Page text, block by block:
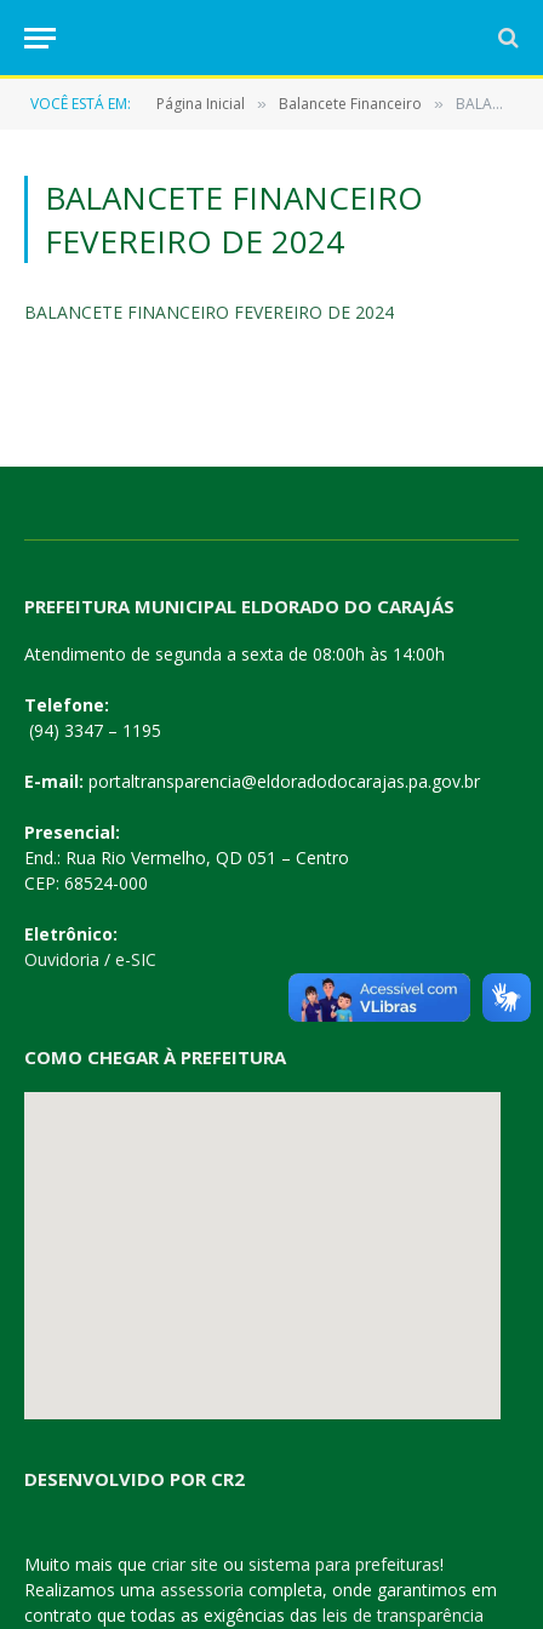
VOCÊ ESTÁ EM: Página Inicial » Balancete Financeiro » BALANCETE FINANCEIRO FEVEREIRO DE 2024
BALANCETE FINANCEIRO
FEVEREIRO DE 2024
BALANCETE FINANCEIRO FEVEREIRO DE 2024
PREFEITURA MUNICIPAL ELDORADO DO CARAJÁS
Atendimento de segunda a sexta de 08:00h às 14:00h
Telefone:
(94) 3347 – 1195
E-mail: portaltransparencia@eldoradodocarajas.pa.gov.br
Presencial:
End.: Rua Rio Vermelho, QD 051 – Centro
CEP: 68524-000
Eletrônico:
Ouvidoria / e-SIC
COMO CHEGAR À PREFEITURA
DESENVOLVIDO POR CR2
Muito mais que criar site ou sistema para prefeituras!
Realizamos uma assessoria completa, onde garantimos em
contrato que todas as exigências das leis de transparência